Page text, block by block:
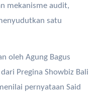
mekanisme audit,
satu
oleh Agung Bagus
Pregina Showbiz Bali
pernyataan Said